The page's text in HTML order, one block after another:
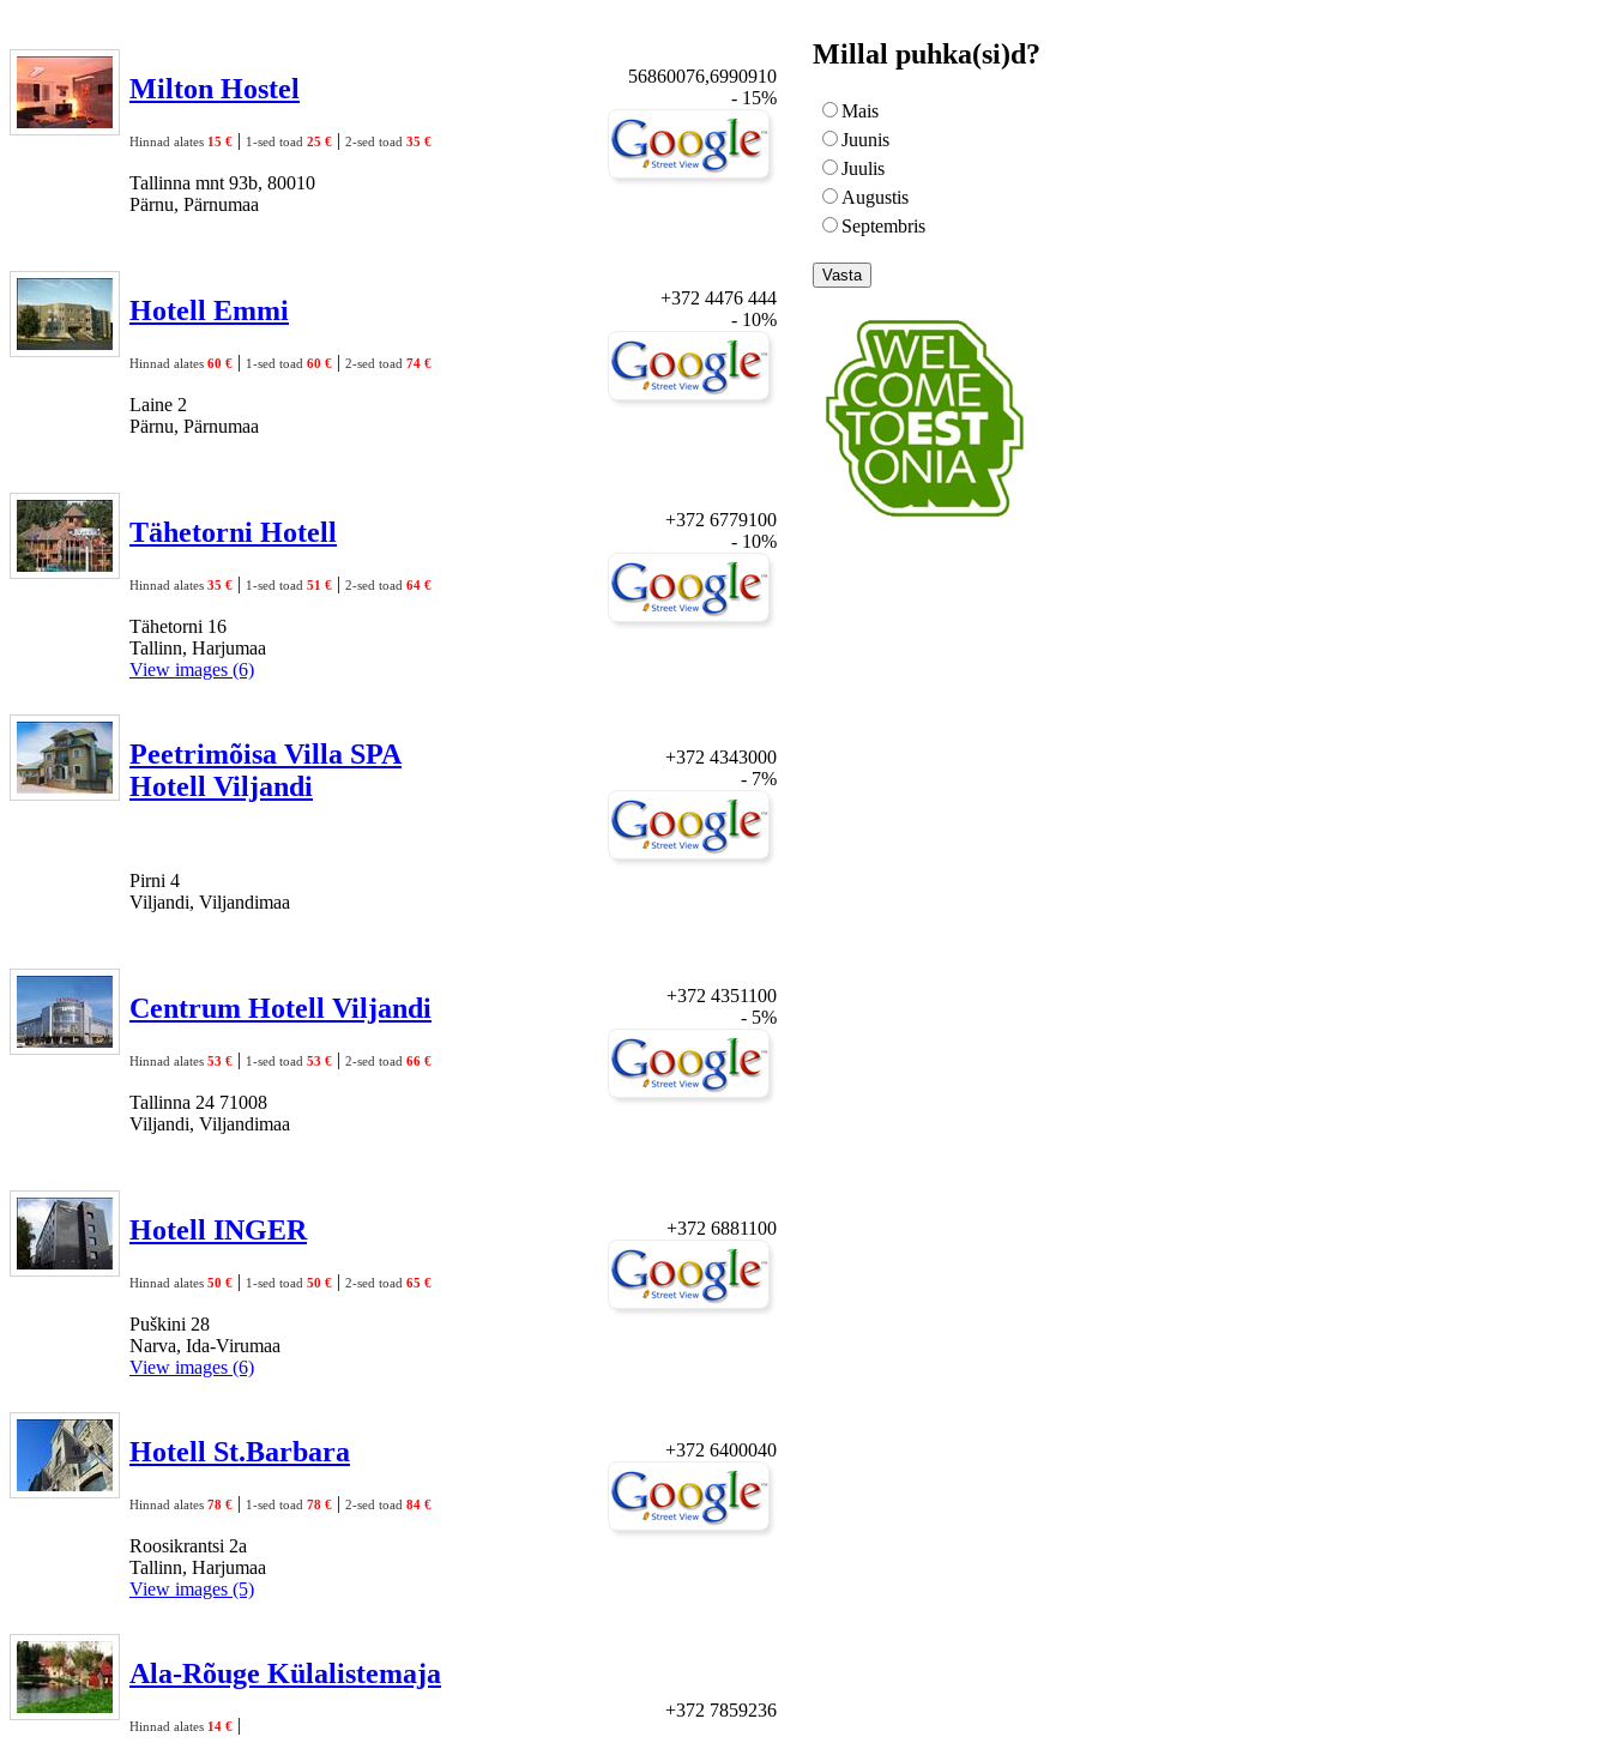
Milton Hostel
Hinnad alates 15 € | 1-sed toad 25 € | 2-sed toad 35 €
Tallinna mnt 93b, 80010
Pärnu, Pärnumaa
56860076,6990910
- 15%
Hotell Emmi
Hinnad alates 60 € | 1-sed toad 60 € | 2-sed toad 74 €
Laine 2
Pärnu, Pärnumaa
+372 4476 444
- 10%
Tähetorni Hotell
Hinnad alates 35 € | 1-sed toad 51 € | 2-sed toad 64 €
Tähetorni 16
Tallinn, Harjumaa
+372 6779100
- 10%
View images (6)
Peetrimõisa Villa SPA
Hotell Viljandi
Pirni 4
Viljandi, Viljandimaa
+372 4343000
- 7%
Centrum Hotell Viljandi
Hinnad alates 53 € | 1-sed toad 53 € | 2-sed toad 66 €
Tallinna 24 71008
Viljandi, Viljandimaa
+372 4351100
- 5%
Hotell INGER
Hinnad alates 50 € | 1-sed toad 50 € | 2-sed toad 65 €
Puškini 28
Narva, Ida-Virumaa
+372 6881100
View images (6)
Hotell St.Barbara
Hinnad alates 78 € | 1-sed toad 78 € | 2-sed toad 84 €
Roosikrantsi 2a
Tallinn, Harjumaa
+372 6400040
View images (5)
Ala-Rõuge Külalistemaja
Hinnad alates 14 € |
+372 7859236
Millal puhka(si)d?
Mais
Juunis
Juulis
Augustis
Septembris